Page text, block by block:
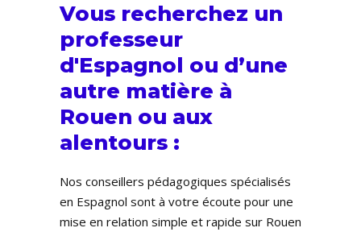
Vous recherchez un
professeur
d'Espagnol ou d’une
autre matière à
Rouen ou aux
alentours :
Nos conseillers pédagogiques spécialisés
en Espagnol sont à votre écoute pour une
mise en relation simple et rapide sur Rouen